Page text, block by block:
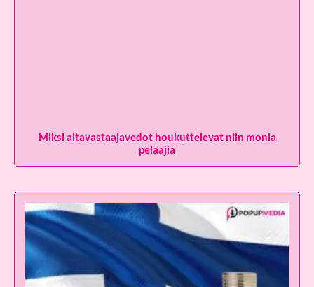
Miksi altavastaajavedot houkuttelevat niin monia
pelaajia